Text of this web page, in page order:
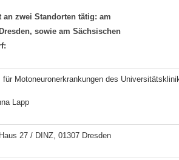
an zwei Standorten tätig: am
sowie am Sächsischen
Motoneuronerkrankungen des
Lapp
27 / DINZ, 01307 Dresden